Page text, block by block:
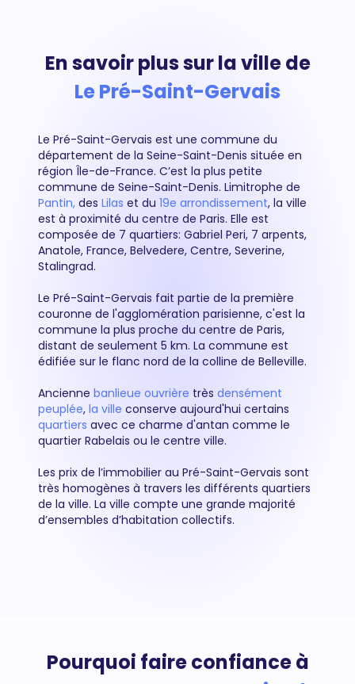
En savoir plus sur la ville de
Le Pré-Saint-Gervais
Le Pré-Saint-Gervais est une commune du
département de la Seine-Saint-Denis située en
région Île-de-France. C’est la plus petite
commune de Seine-Saint-Denis. Limitrophe de
Pantin, des Lilas et du 19e arrondissement, la ville
est à proximité du centre de Paris. Elle est
composée de 7 quartiers: Gabriel Peri, 7 arpents,
Anatole, France, Belvedere, Centre, Severine,
Stalingrad.
Le Pré-Saint-Gervais fait partie de la première
couronne de l'agglomération parisienne, c'est la
commune la plus proche du centre de Paris,
distant de seulement 5 km. La commune est
édifiée sur le flanc nord de la colline de Belleville.
Ancienne banlieue ouvrière très densément
peuplée, la ville conserve aujourd'hui certains
quartiers avec ce charme d'antan comme le
quartier Rabelais ou le centre ville.
Les prix de l’immobilier au Pré-Saint-Gervais sont
très homogènes à travers les différents quartiers
de la ville. La ville compte une grande majorité
d’ensembles d’habitation collectifs.
Pourquoi faire confiance à